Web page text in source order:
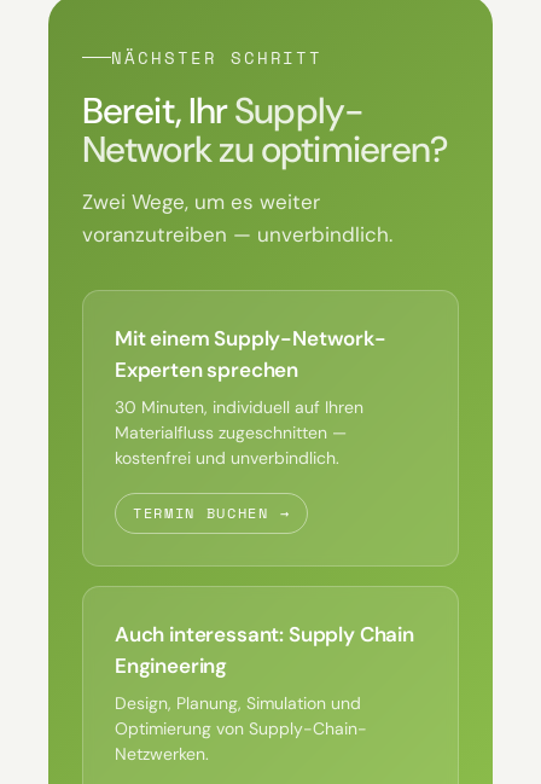
NÄCHSTER SCHRITT
Bereit, IhrSupply-
Network zu optimieren?
Zwei Wege, um es weiter
voranzutreiben — unverbindlich.
Mit einem Supply-Network-
Experten sprechen
30 Minuten, individuell auf Ihren
Materialfluss zugeschnitten —
kostenfrei und unverbindlich.
TERMIN BUCHEN →
Auch interessant: Supply Chain
Engineering
Design, Planung, Simulation und
Optimierung von Supply-Chain-
Netzwerken.